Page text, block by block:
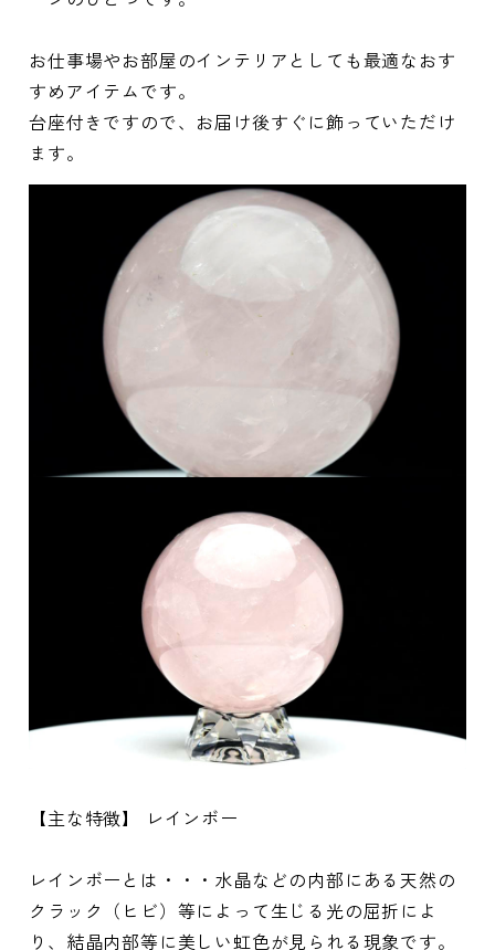
お仕事場やお部屋のインテリアとしても最適なおす
すめアイテムです。
台座付きですので、お届け後すぐに飾っていただけ
ます。
【主な特徴】 レインボー
レインボーとは・・・水晶などの内部にある天然の
クラック（ヒビ）等によって生じる光の屈折によ
り、結晶内部等に美しい虹色が見られる現象です。